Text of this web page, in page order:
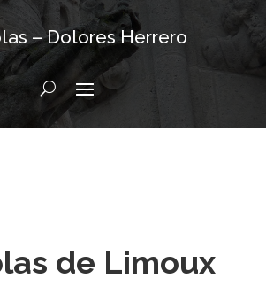
– Dolores Herrero
de Limoux